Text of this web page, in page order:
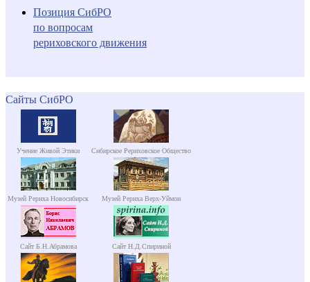
Позиция СибРО
по вопросам
рериховского движения
Сайты СибРО
Учение Живой Этики Сибирское Рериховское Общество
Музей Рериха Новосибирск Музей Рериха Верх-Уймон
Сайт Б.Н.Абрамова Сайт Н.Д.Спириной